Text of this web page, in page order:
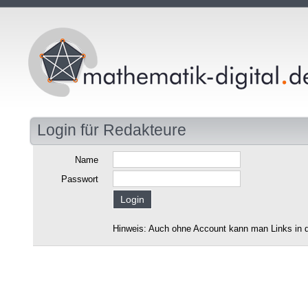
Login für Redakteure
Name
Passwort
Hinweis: Auch ohne Account kann man Links in